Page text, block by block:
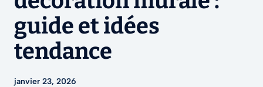
guide et idées
tendance
janvier 23, 2026